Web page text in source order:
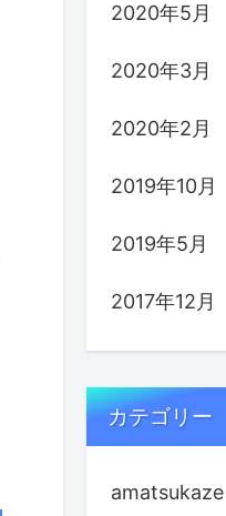
2020年5月
2020年3月
2020年2月
2019年10月
2019年5月
2017年12月
カテゴリー
amatsukaze